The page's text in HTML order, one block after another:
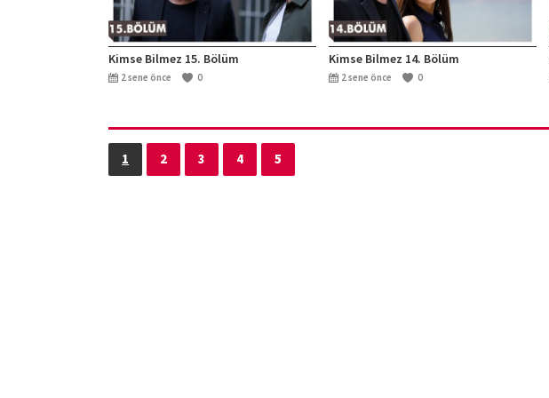
Kimse Bilmez 15. Bölüm
2 sene önce 0
Kimse Bilmez 14. Bölüm
2 sene önce 0
1 2 3 4 5